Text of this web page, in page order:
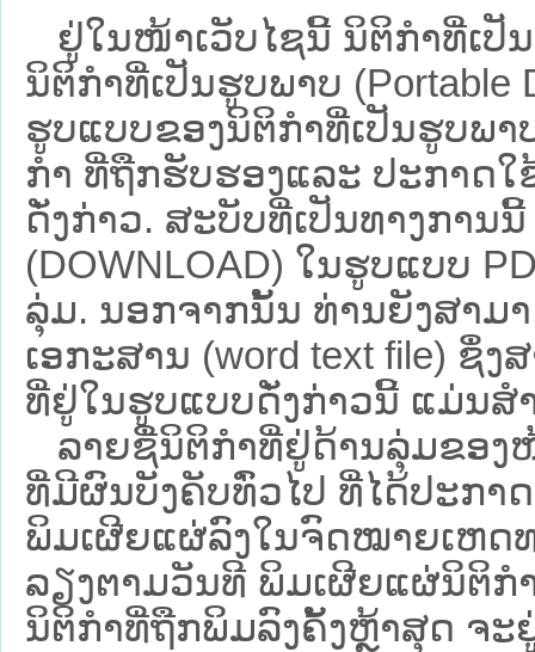
ຢູ່ໃນໜ້າ​ເວັບ​ໄຊ​ນີ້ ນິຕິກຳທີ່ເປັ
ນິຕິກໍາທີ່ເປັນຮູບພາບ (Portable
ຮູບແບບຂອງນິຕິກໍາທີ່ເປັນຮູບພ
ກໍາ ທີ່ຖືກຮັບຮອງແລະ ປະກາດ
ດັ່ງກ່າວ. ສະບັບທີ່ເປັນທາງການ
(DOWNLOAD) ໃນຮູບແບບ
ລຸ່ມ. ນອກຈາກນັ້ນ ທ່ານຍັງສາມ
ເອກະສານ (word text file) ຊຶ່
ທີ່ຢູ່ໃນຮູບແບບດັ່ງກ່າວນີ້ ແມ່ນສ
ລາຍຊື່ນິຕິກຳທີ່ຢູ່ດ້ານລຸ່ມຂອງ
ທີ່ມີຜົນບັງຄັບທົ່ວໄປ ທີ່ໄດ້ປະກ
ພິມເຜີຍແຜ່ລົງໃນຈົດໝາຍເຫດ
ລຽງຕາມວັນທີ ພິມເຜີຍແຜ່ນິຕິກ
ນິຕິກຳທີ່ຖືກພິມລົງຄັ້ງຫຼ້າສຸດ ຈະ